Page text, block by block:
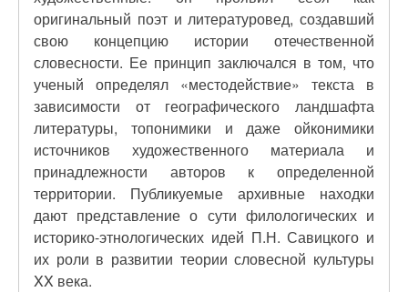
оригинальный поэт и литературовед, создавший
свою концепцию истории отечественной
словесности. Ее принцип заключался в том, что
ученый определял «местодействие» текста в
зависимости от географического ландшафта
литературы, топонимики и даже ойконимики
источников художественного материала и
принадлежности авторов к определенной
территории. Публикуемые архивные находки
дают представление о сути филологических и
историко-этнологических идей П.Н. Савицкого и
их роли в развитии теории словесной культуры
XX века.